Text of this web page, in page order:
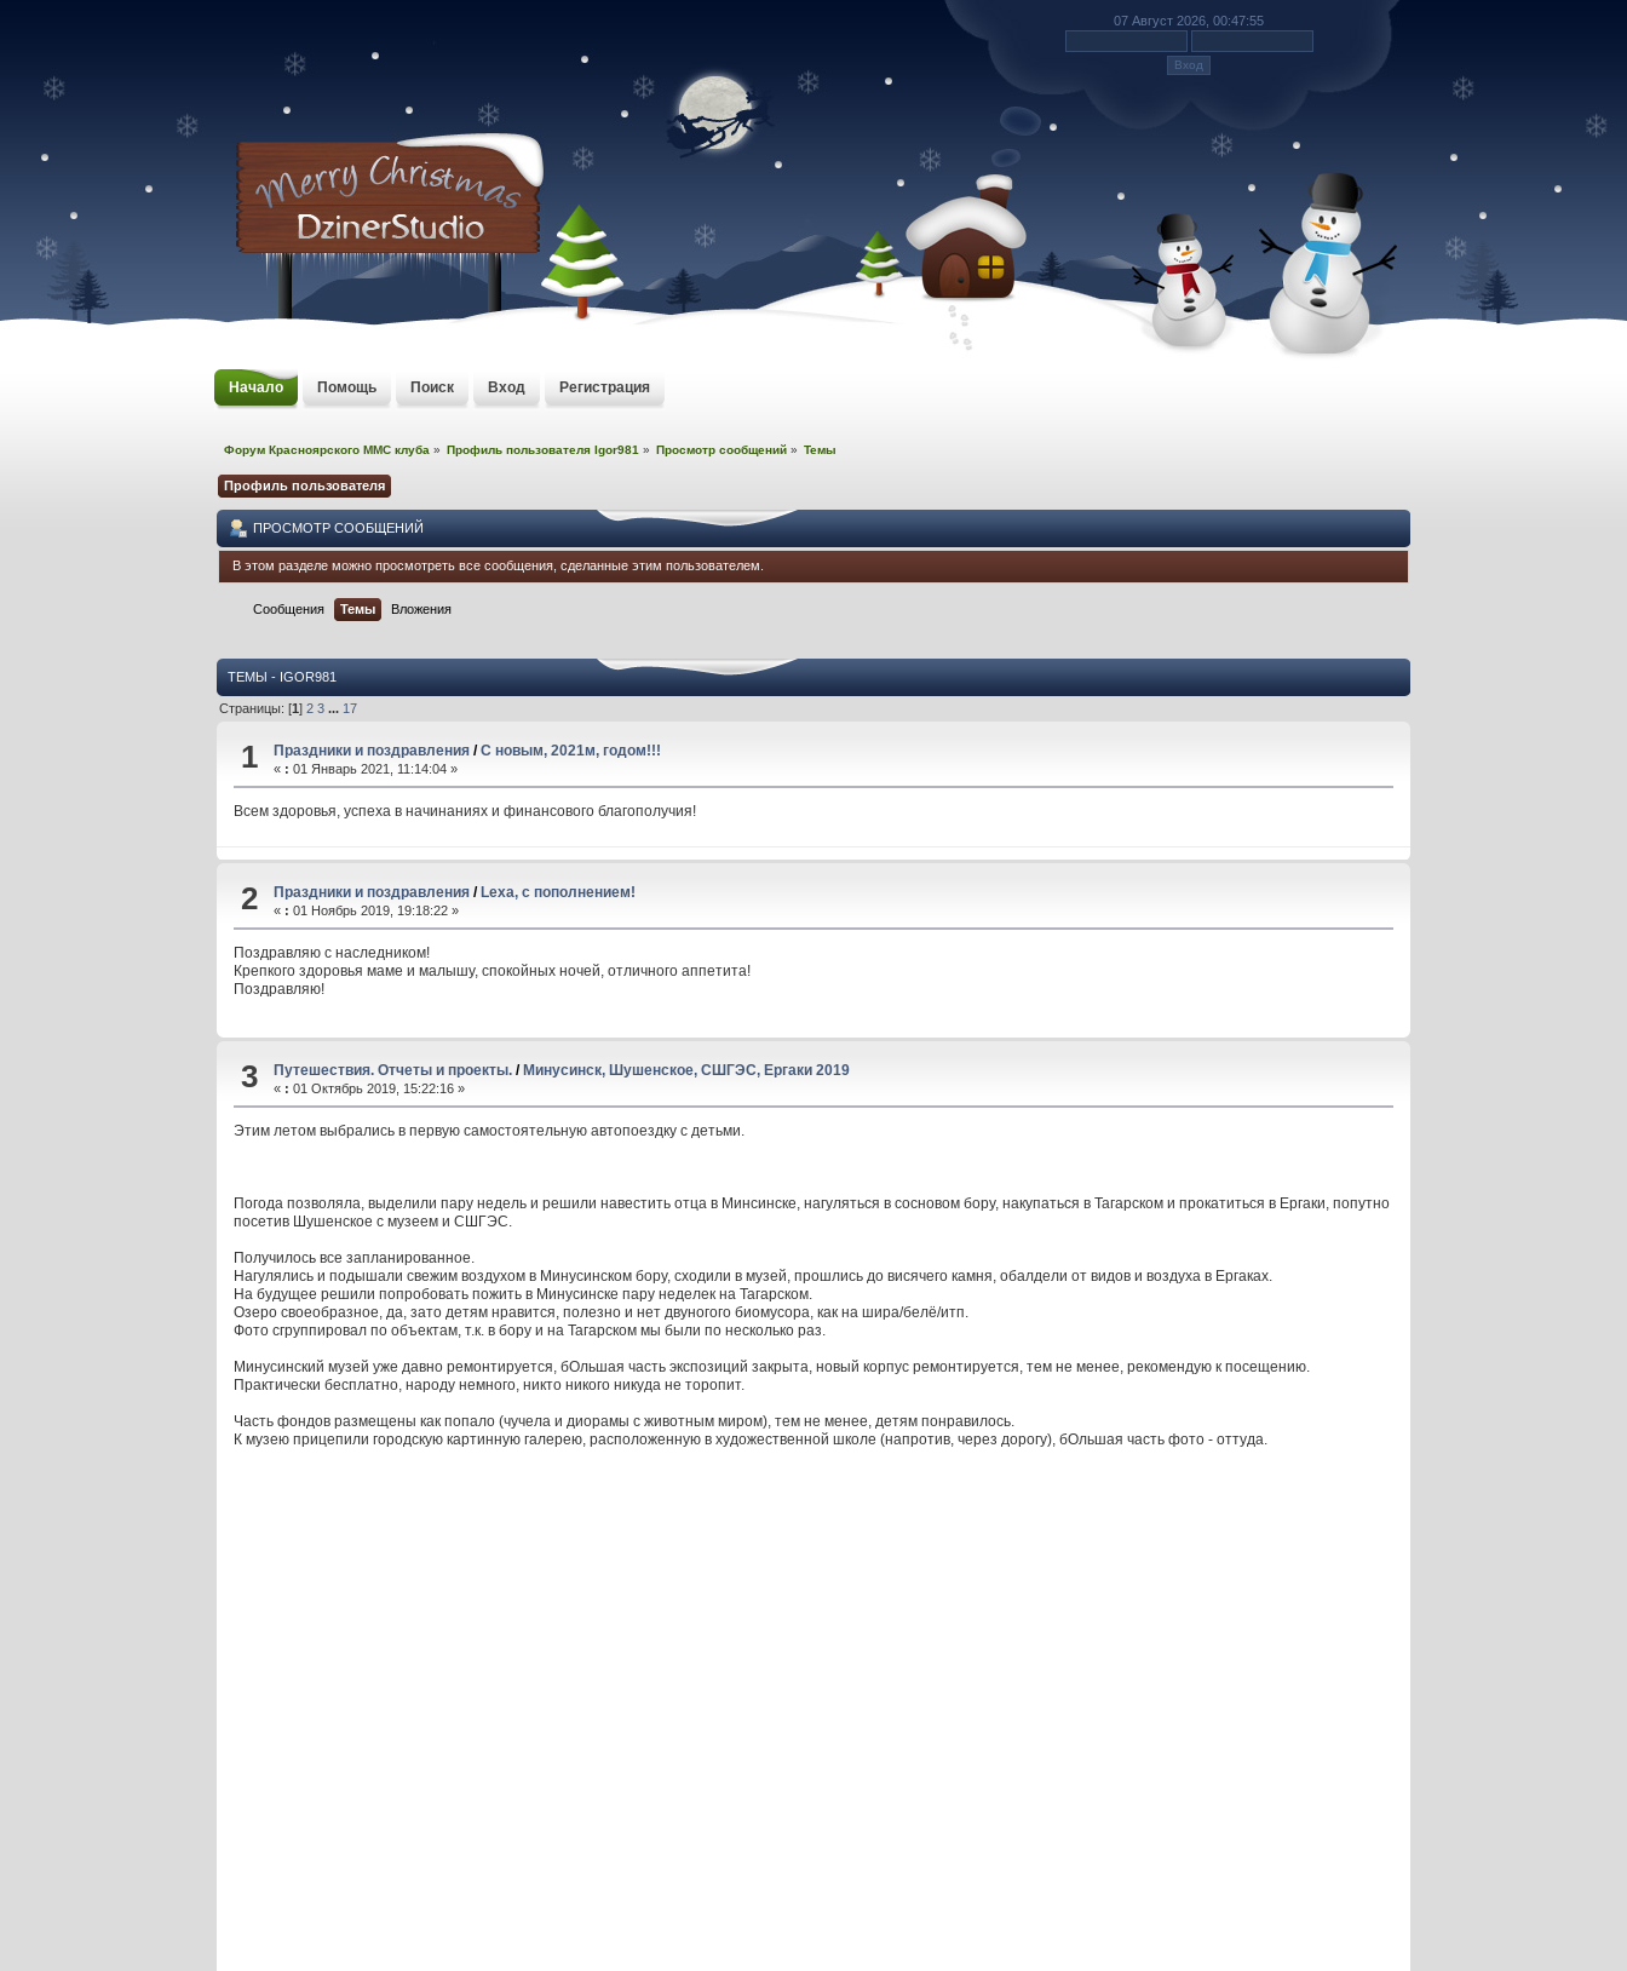
07 Август 2026, 00:47:55
Начало Помощь Поиск Вход Регистрация
Форум Красноярского MMC клуба » Профиль пользователя Igor981 » Просмотр сообщений » Темы
Профиль пользователя
ПРОСМОТР СООБЩЕНИЙ
В этом разделе можно просмотреть все сообщения, сделанные этим пользователем.
Сообщения Темы Вложения
ТЕМЫ - IGOR981
Страницы: [1]2 3 ... 17
1 Праздники и поздравления/С новым, 2021м, годом!!!
« : 01 Январь 2021, 11:14:04 »
Всем здоровья, успеха в начинаниях и финансового благополучия!
2 Праздники и поздравления/Lexa, с пополнением!
« : 01 Ноябрь 2019, 19:18:22 »
Поздравляю с наследником!
Крепкого здоровья маме и малышу, спокойных ночей, отличного аппетита!
Поздравляю!
3 Путешествия. Отчеты и проекты./Минусинск, Шушенское, СШГЭС, Ергаки 2019
« : 01 Октябрь 2019, 15:22:16 »
Этим летом выбрались в первую самостоятельную автопоездку с детьми.
Погода позволяла, выделили пару недель и решили навестить отца в Минсинске, нагуляться в сосновом бору, накупаться в Тагарском и прокатиться в Ергаки, попутно
посетив Шушенское с музеем и СШГЭС.
Получилось все запланированное.
Нагулялись и подышали свежим воздухом в Минусинском бору, сходили в музей, прошлись до висячего камня, обалдели от видов и воздуха в Ергаках.
На будущее решили попробовать пожить в Минусинске пару неделек на Тагарском.
Озеро своеобразное, да, зато детям нравится, полезно и нет двуногого биомусора, как на шира/белё/итп.
Фото сгруппировал по объектам, т.к. в бору и на Тагарском мы были по несколько раз.
Минусинский музей уже давно ремонтируется, бОльшая часть экспозиций закрыта, новый корпус ремонтируется, тем не менее, рекомендую к посещению.
Практически бесплатно, народу немного, никто никого никуда не торопит.
Часть фондов размещены как попало (чучела и диорамы с животным миром), тем не менее, детям понравилось.
К музею прицепили городскую картинную галерею, расположенную в художественной школе (напротив, через дорогу), бОльшая часть фото - оттуда.